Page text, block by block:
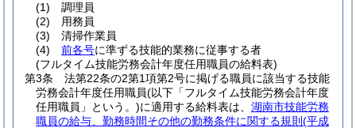
(1)
調理員
(2)
用務員
(3)
清掃作業員
(4)
前各号に準ずる技能的業務に従事する者
(フルタイム技能労務会計年度任用職員の給料表)
第3条
法第22条の2第1項第2号に掲げる職員に該当する技能
労務会計年度任用職員(以下「フルタイム技能労務会計年度
任用職員」という。)に適用する給料表は、 湖南市技能労務
職員の給与、勤務時間その他の勤務条件に関する規則 (平成